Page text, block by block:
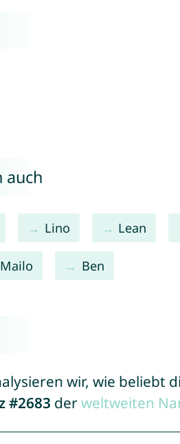
auch
Lino Lean
Mailo Ben
wir, wie beliebt
#2683 derweltweiten